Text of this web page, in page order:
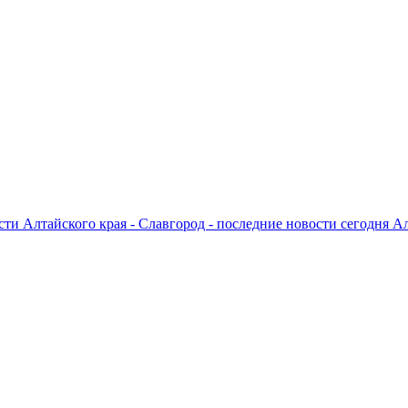
Алтайского края - Славгород - последние новости сегодня